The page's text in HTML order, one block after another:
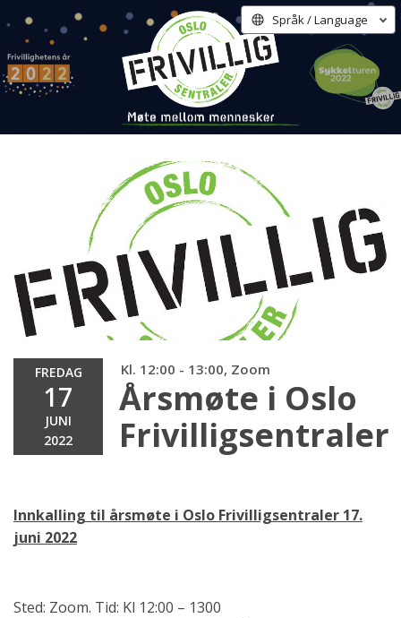
Språk / Language
FREDAG
17
JUNI
2022
Kl. 12:00 - 13:00, Zoom
Årsmøte i Oslo
Frivilligsentraler
Innkalling til årsmøte i Oslo Frivilligsentraler 17.
juni 2022
Sted: Zoom. Tid: Kl 12:00 – 1300